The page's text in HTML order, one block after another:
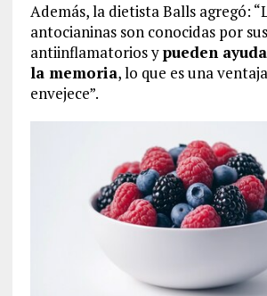
Además, la dietista Balls agregó:
antocianinas son conocidas por
antiinflamatorios ypueden
la memoria, lo que es una
envejece”.